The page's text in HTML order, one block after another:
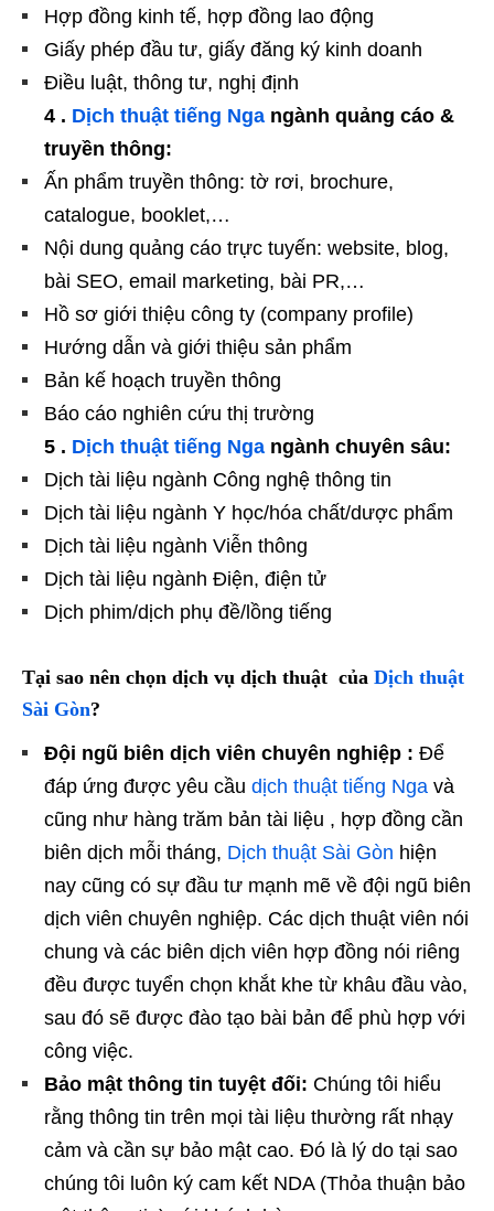
Hợp đồng kinh tế, hợp đồng lao động
Giấy phép đầu tư, giấy đăng ký kinh doanh
Điều luật, thông tư, nghị định
4 . Dịch thuật tiếng Nga ngành quảng cáo &
truyền thông:
Ấn phẩm truyền thông: tờ rơi, brochure,
catalogue, booklet,…
Nội dung quảng cáo trực tuyến: website, blog,
bài SEO, email marketing, bài PR,…
Hồ sơ giới thiệu công ty (company profile)
Hướng dẫn và giới thiệu sản phẩm
Bản kế hoạch truyền thông
Báo cáo nghiên cứu thị trường
5 . Dịch thuật tiếng Nga ngành chuyên sâu:
Dịch tài liệu ngành Công nghệ thông tin
Dịch tài liệu ngành Y học/hóa chất/dược phẩm
Dịch tài liệu ngành Viễn thông
Dịch tài liệu ngành Điện, điện tử
Dịch phim/dịch phụ đề/lồng tiếng
Tại sao nên chọn dịch vụ dịch thuật của Dịch thuật
Sài Gòn?
Đội ngũ biên dịch viên chuyên nghiệp : Để
đáp ứng được yêu cầu dịch thuật tiếng Nga và
cũng như hàng trăm bản tài liệu , hợp đồng cần
biên dịch mỗi tháng, Dịch thuật Sài Gòn hiện
nay cũng có sự đầu tư mạnh mẽ về đội ngũ biên
dịch viên chuyên nghiệp. Các dịch thuật viên nói
chung và các biên dịch viên hợp đồng nói riêng
đều được tuyển chọn khắt khe từ khâu đầu vào,
sau đó sẽ được đào tạo bài bản để phù hợp với
công việc.
Bảo mật thông tin tuyệt đối: Chúng tôi hiểu
rằng thông tin trên mọi tài liệu thường rất nhạy
cảm và cần sự bảo mật cao. Đó là lý do tại sao
chúng tôi luôn ký cam kết NDA (Thỏa thuận bảo